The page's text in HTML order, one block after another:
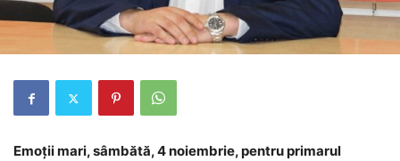
Emoţii mari, sâmbătă, 4 noiembrie, pentru primarul